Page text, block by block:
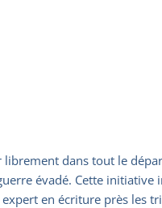
librement dans tout le
évadé. Cette initiative
en écriture près les